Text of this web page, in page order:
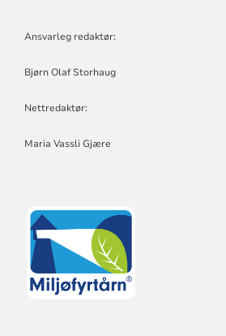
Ansvarleg redaktør:
Bjørn Olaf Storhaug
Nettredaktør:
Maria Vassli Gjære